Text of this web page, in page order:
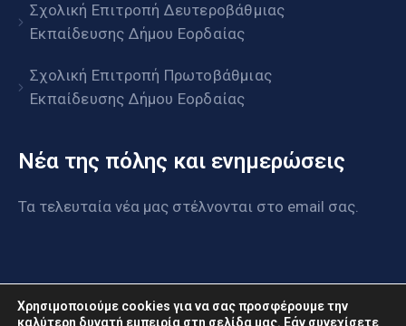
Σχολική Επιτροπή Δευτεροβάθμιας
Εκπαίδευσης Δήμου Εορδαίας
Σχολική Επιτροπή Πρωτοβάθμιας
Εκπαίδευσης Δήμου Εορδαίας
Νέα της πόλης και ενημερώσεις
Τα τελευταία νέα μας στέλνονται στο email σας.
Χρησιμοποιούμε cookies για να σας προσφέρουμε την
καλύτερη δυνατή εμπειρία στη σελίδα μας. Εάν συνεχίσετε